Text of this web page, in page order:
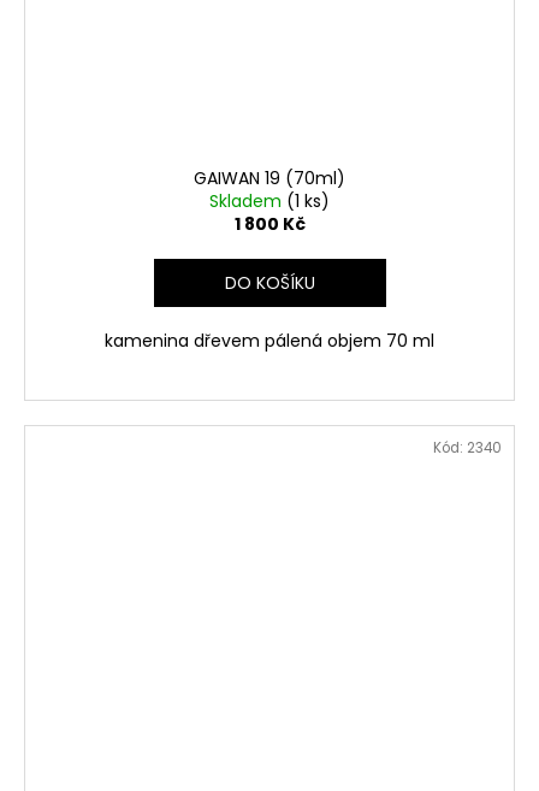
GAIWAN 19 (70ml)
Skladem (1 ks)
1 800 Kč
DO KOŠÍKU
kamenina dřevem pálená objem 70 ml
Kód: 2340